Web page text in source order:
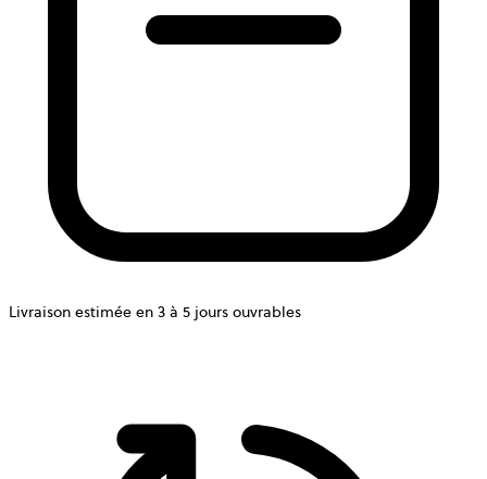
Livraison estimée en 3 à 5 jours ouvrables